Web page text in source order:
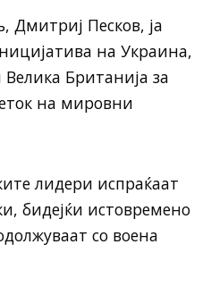
Дмитриј Песков, ја
на Украина,
Британија за
на мировни
лидери испраќаат
бидејќи истовремено
со воена